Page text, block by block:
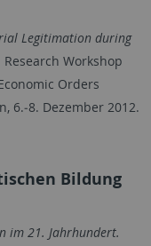
Legitimation during
Workshop
Orders
6.‐8. Dezember 2012.
Bildung
im 21. Jahrhundert.